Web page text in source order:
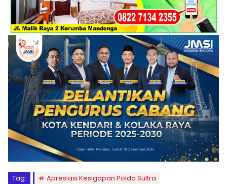
Tag:
Apresiasi Kesigapan Polda Sultra